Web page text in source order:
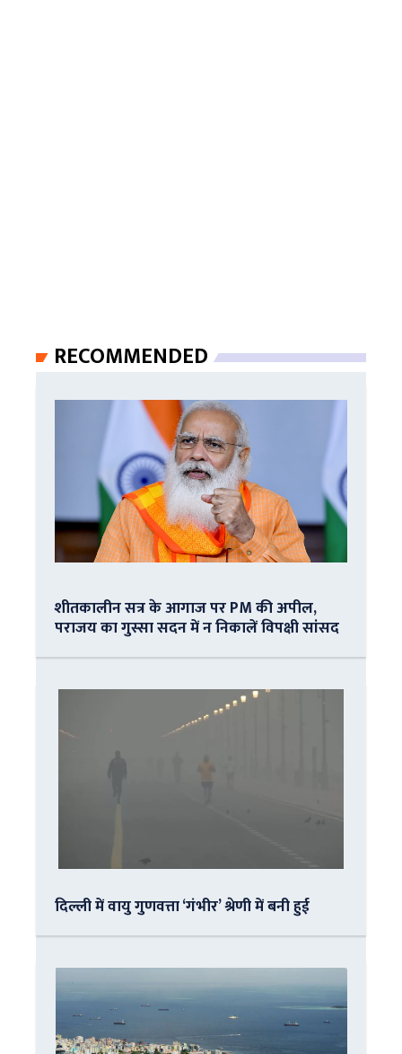
RECOMMENDED
शीतकालीन सत्र के आगाज पर PM की अपील,
पराजय का गुस्सा सदन में न निकालें विपक्षी सांसद
दिल्ली में वायु गुणवत्ता ‘गंभीर’ श्रेणी में बनी हुई